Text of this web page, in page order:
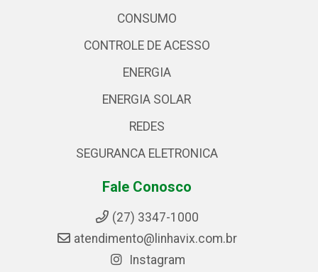
CONSUMO
CONTROLE DE ACESSO
ENERGIA
ENERGIA SOLAR
REDES
SEGURANCA ELETRONICA
Fale Conosco
(27) 3347-1000
atendimento@linhavix.com.br
Instagram